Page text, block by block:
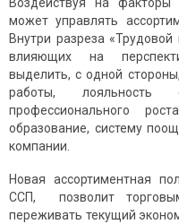
может управлять
Внутри разреза
влияющих на
выделить, с одной
работы, лояльность
профессионального
образование, систему
компании.
Новая ассортиментная
ССП, позволит
переживать текущий